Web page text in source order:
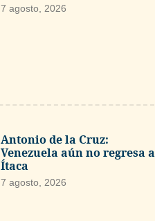
7 agosto, 2026
Antonio de la Cruz:
Venezuela aún no regresa a
Ítaca
7 agosto, 2026